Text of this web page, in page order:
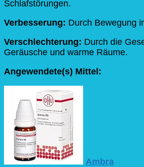
Schlafstörungen.
Verbesserung: Durch Bewegung
Verschlechterung: Durch die
Geräusche und warme Räume.
Angewendete(s) Mittel:
Ambra